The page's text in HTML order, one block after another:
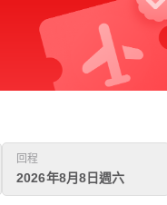
回程
2026年8月8日週六